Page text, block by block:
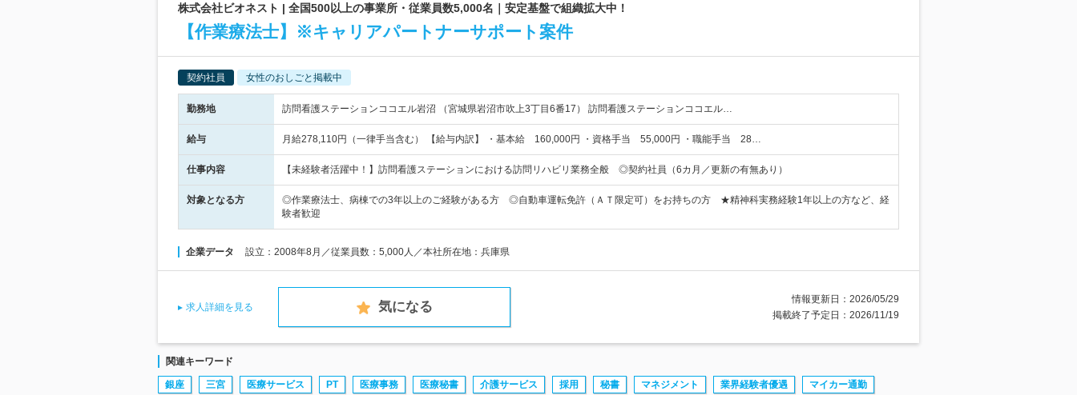
株式会社ビオネスト | 全国500以上の事業所・従業員数5,000名｜安定基盤で組織拡大中！
【作業療法士】※キャリアパートナーサポート案件
契約社員 女性のおしごと掲載中
勤務地 訪問看護ステーションココエル岩沼 （宮城県岩沼市吹上3丁目6番17） 訪問看護ステーションココエル…
給与 月給278,110円（一律手当含む） 【給与内訳】 ・基本給 160,000円 ・資格手当 55,000円 ・職能手当 28…
仕事内容 【未経験者活躍中！】訪問看護ステーションにおける訪問リハビリ業務全般 ◎契約社員（6カ月／更新の有無あり）
対象となる方
◎作業療法士、病棟での3年以上のご経験がある方 ◎自動車運転免許（ＡＴ限定可）をお持ちの方 ★精神科実務経験1年以上の方など、経
験者歓迎
企業データ 設立：2008年8月／従業員数：5,000人／本社所在地：兵庫県
求人詳細を見る 気になる
情報更新日：2026/05/29
掲載終了予定日：2026/11/19
関連キーワード
銀座 三宮 医療サービス PT 医療事務 医療秘書 介護サービス 採用 秘書 マネジメント 業界経験者優遇 マイカー通勤